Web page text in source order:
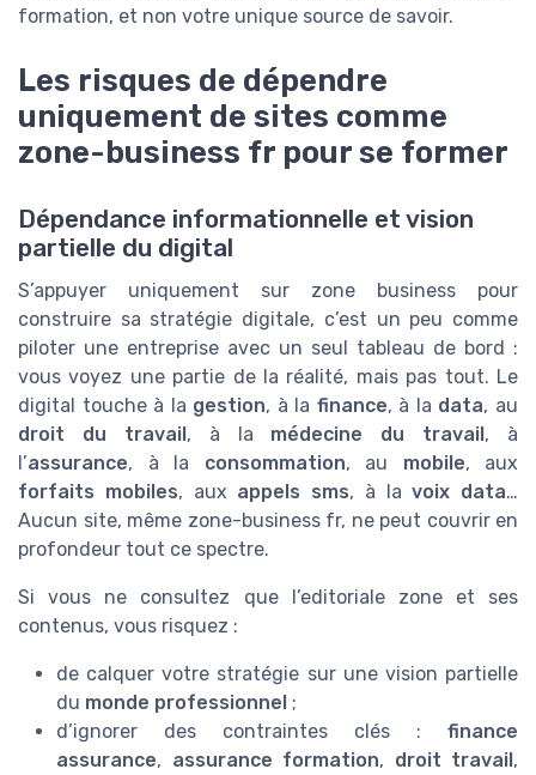
formation, et non votre unique source de savoir.
Les risques de dépendre
uniquement de sites comme
zone-business fr pour se former
Dépendance informationnelle et vision
partielle du digital
S’appuyer uniquement sur zone business pour
construire sa stratégie digitale, c’est un peu comme
piloter une entreprise avec un seul tableau de bord :
vous voyez une partie de la réalité, mais pas tout. Le
digital touche à la gestion, à la finance, à la data, au
droit du travail, à la médecine du travail, à
l’assurance, à la consommation, au mobile, aux
forfaits mobiles, aux appels sms, à lavoix data…
Aucun site, même zone-business fr, ne peut couvrir en
profondeur tout ce spectre.
Si vous ne consultez que l’editoriale zone et ses
contenus, vous risquez :
de calquer votre stratégie sur une vision partielle
du monde professionnel ;
d’ignorer des contraintes clés : finance
assurance, assurance formation, droit travail,